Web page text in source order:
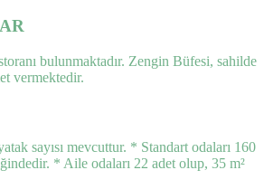
bulunmaktadır. Zengin Büfesi, sahilde
vermektedir.
sayısı mevcuttur. * Standart odaları 160
* Aile odaları 22 adet olup, 35 m²